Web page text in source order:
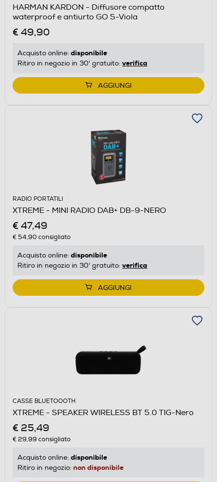
HARMAN KARDON - Diffusore compatto
waterproof e antiurto GO 5-Viola
€ 49,90
Acquisto online: disponibile
Ritiro in negozio in 30' gratuito: verifica
AGGIUNGI
RADIO PORTATILI
XTREME - MINI RADIO DAB+ DB-9-NERO
€ 47,49
€ 54,90consigliato
Acquisto online: disponibile
Ritiro in negozio in 30' gratuito: verifica
AGGIUNGI
CASSE BLUETOOOTH
XTREME - SPEAKER WIRELESS BT 5.0 TIG-Nero
€ 25,49
€ 29,99 consigliato
Acquisto online: disponibile
Ritiro in negozio: non disponibile